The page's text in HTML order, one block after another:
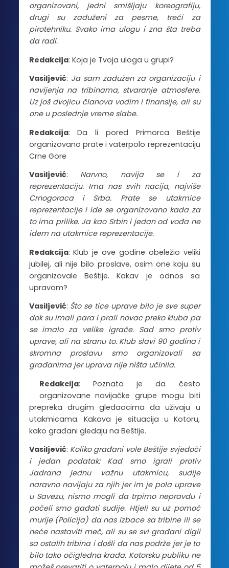
organizovani, jedni smišljaju koreografiju,
drugi su zaduženi za pesme, treći za
pirotehniku. Svako ima ulogu i zna šta treba
da radi.
Redakcija: Koja je Tvoja uloga u grupi?
Vasiljević: Ja sam zadužen za organizaciju i
navijenja na tribinama, stvaranje atmosfere.
Uz još dvojicu članova vodim i finansije, ali su
one u poslednje vreme slabe.
Redakcija: Da li pored Primorca Beštije
organizovano prate i vaterpolo reprezentaciju
Crne Gore
Vasiljević: Narvno, navija se i za
reprezentaciju. Ima nas svih nacija, najviše
Crnogoraca i Srba. Prate se utakmice
reprezentacije i ide se organizovano kada za
to ima prilike. Ja kao Srbin i jedan od vođa ne
idem na utakmice reprezentacije.
Redakcija: Klub je ove godine obeležio veliki
jubilej, ali nije bilo proslave, osim one koju su
organizovale Beštije. Kakav je odnos sa
upravom?
Vasiljević: Što se tice uprave bilo je sve super
dok su imali para i prali novac preko kluba pa
se imalo za velike igrače. Sad smo protiv
uprave, ali na stranu to. Klub slavi 90 godina i
skromna proslavu smo organizovali sa
građanima jer uprava nije ništa učinila.
Redakcija: Poznato je da često
organizovane navijačke grupe mogu biti
prepreka drugim gledaocima da uživaju u
utakmicama. Kakava je situacija u Kotoru,
kako građani gledaju na Beštije.
Vasiljević: Koliko građani vole Beštije svjedoči
i jedan podatak: Kad smo igrali protiv
Jadrana jednu važnu utakmicu, sudije
naravno navijaju za njih jer im je pola uprave
u Savezu, nismo mogli da trpimo nepravdu i
počeli smo gađati sudije. Htjeli su uz pomoć
murije (Policija) da nas izbace sa tribine ili se
neće nastaviti meč, ali su se svi građani digli
sa ostalih tribina i došli da nas podrže jer je to
bilo tako očigledna krađa. Kotorsku publiku ne